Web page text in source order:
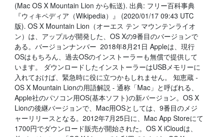
(Mac OS X Mountain Lion から転送). 出典: フリー百科事典
『ウィキペディア（Wikipedia）』 (2020/01/17 09:43 UTC
版). OS X Mountain Lion（オーエス テン マウンテンライオ
ン）は、アップルが開発した、OS Xの9番目のバージョンで
ある。バージョンナンバー 2018年8月21日 Appleは、現行
OSはもちろん、過去OSのインストーラーも無償で提供して
います。 ダウンロードしたインストーラーはUSBメモリーに
入れておけば、緊急時に役に立つかもしれません。 知恵蔵 -
OS X Mountain Lionの用語解説 - 通称「Mac」と呼ばれる、
Apple社のパソコン用OS(基本ソフト)の新バージョン。OS X
Lionの後継バージョンで、Mac用OSとしては、9番目のメジ
ャーリリースとなる。2012年7月25日に、Mac App Storeにて
1700円でダウンロード販売が開始された。OS X iCloudは、